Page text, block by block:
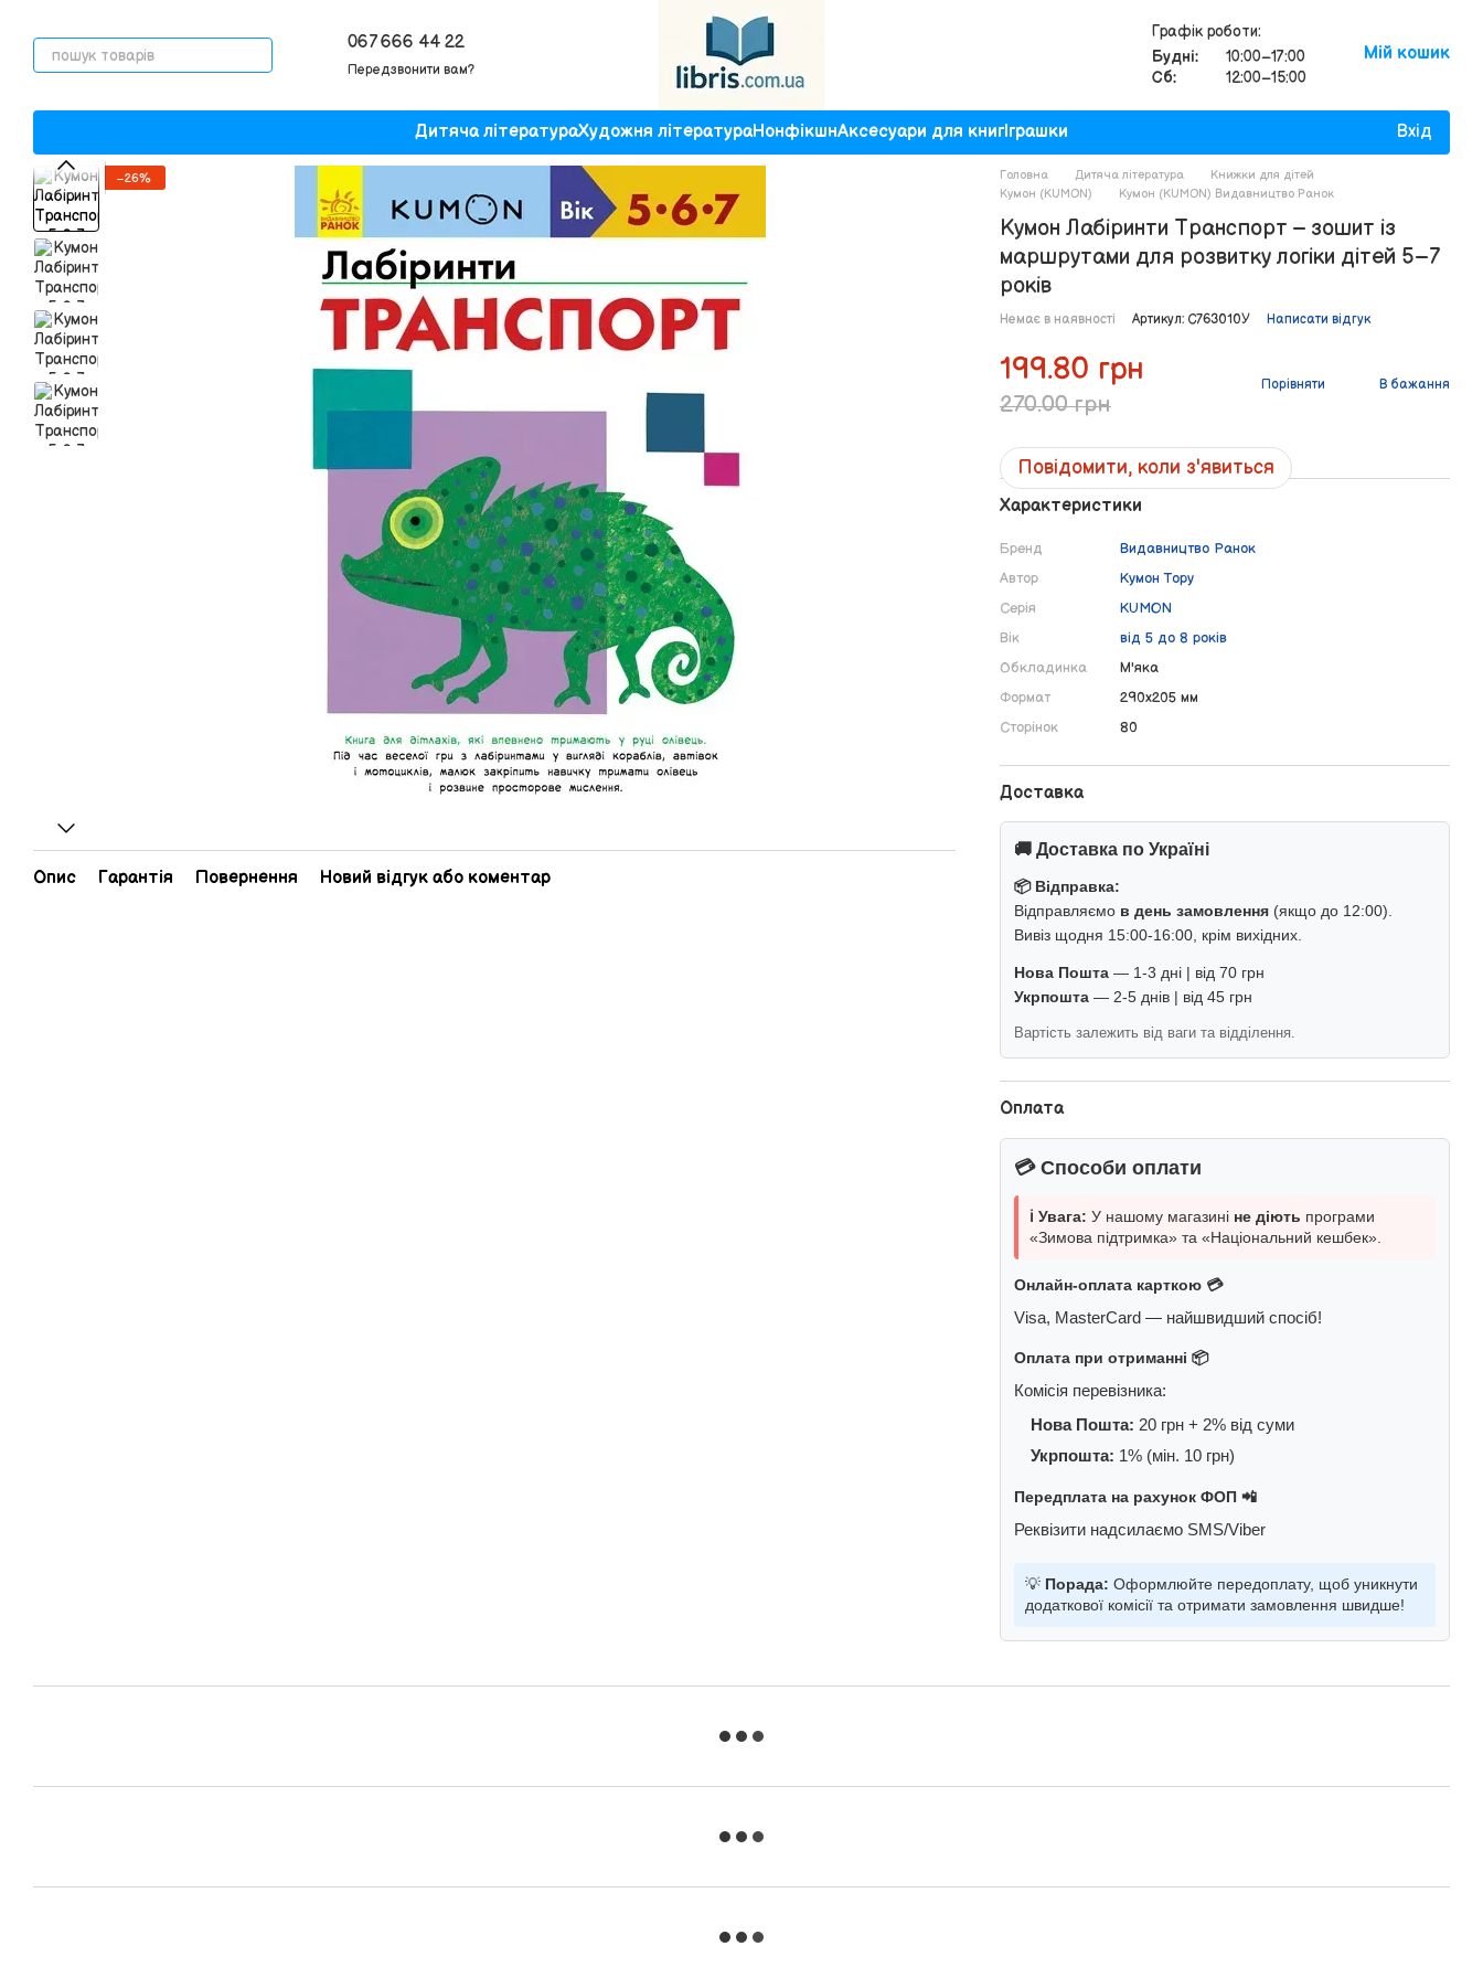
067 666 44 22
Передзвонити вам?
Графік роботи:
Будні:
10:00–17:00
Сб:
12:00–15:00
Мій кошик
Дитяча літератураХудожня літератураНонфікшнАксесуари для книгІграшки Вхід
−26%
Опис Гарантія Повернення Новий відгук або коментар
Головна Дитяча література
Книжки для дітей
Кумон (KUMON)
Кумон (KUMON) Видавництво Ранок
Кумон Лабіринти Транспорт – зошит із
маршрутами для розвитку логіки дітей 5–7
років
Немає в наявності Артикул: С763010У Написати відгук
199.80 грн
270.00 грн
Порівняти В бажання
Повідомити, коли з'явиться
Характеристики
Бренд
Видавництво Ранок
Автор
Кумон Тору
Серія
KUMON
Вік
від 5 до 8 років
Обкладинка
М'яка
Формат
290х205 мм
Сторінок
80
Доставка
🚚 Доставка по Україні
📦 Відправка:
Відправляємо в день замовлення (якщо до 12:00).
Вивіз щодня 15:00-16:00, крім вихідних.
Нова Пошта — 1-3 дні | від 70 грн
Укрпошта — 2-5 днів | від 45 грн
Вартість залежить від ваги та відділення.
Оплата
💳 Способи оплати
ℹ️ Увага: У нашому магазині не діють програми
«Зимова підтримка» та «Національний кешбек».
Онлайн-оплата карткою 💳
Visa, MasterCard — найшвидший спосіб!
Оплата при отриманні 📦
Комісія перевізника:
Нова Пошта: 20 грн + 2% від суми
Укрпошта: 1% (мін. 10 грн)
Передплата на рахунок ФОП 📲
Реквізити надсилаємо SMS/Viber
💡 Порада: Оформлюйте передоплату, щоб уникнути
додаткової комісії та отримати замовлення швидше!